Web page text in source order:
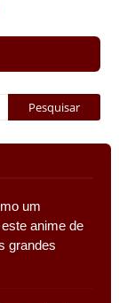
um
anime de
grandes